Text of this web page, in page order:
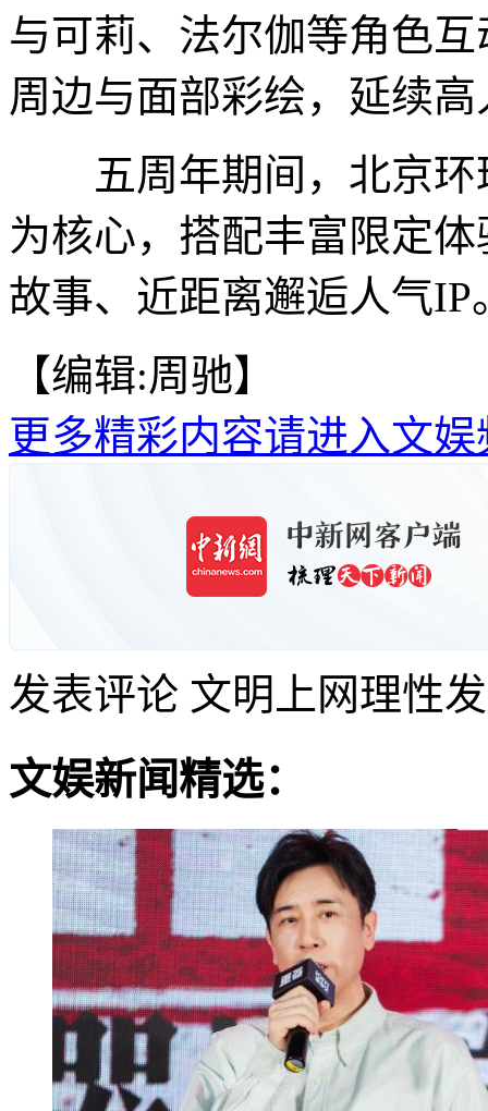
与可莉、法尔伽等角色
周边与面部彩绘，延续
五周年期间，北京环
为核心，搭配丰富限定
故事、近距离邂逅人气IP
【编辑:周驰】
更多精彩内容请进入文娱
发表评论 文明上网理性
文娱新闻精选：